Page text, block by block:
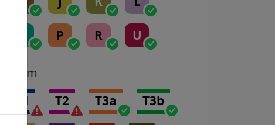
P R U
Tram
T1 T2 T3a T3b